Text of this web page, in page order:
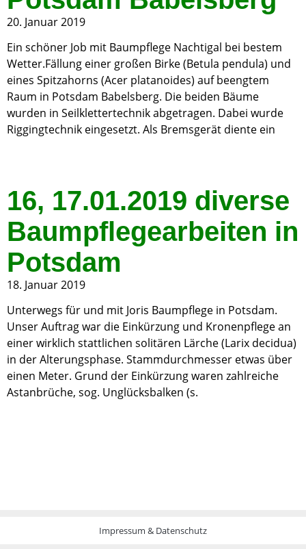
20. Januar 2019
Ein schöner Job mit Baumpflege Nachtigal bei bestem
Wetter.Fällung einer großen Birke (Betula pendula) und
eines Spitzahorns (Acer platanoides) auf beengtem
Raum in Potsdam Babelsberg. Die beiden Bäume
wurden in Seilklettertechnik abgetragen. Dabei wurde
Riggingtechnik eingesetzt. Als Bremsgerät diente ein
16, 17.01.2019 diverse
Baumpflegearbeiten in
Potsdam
18. Januar 2019
Unterwegs für und mit Joris Baumpflege in Potsdam.
Unser Auftrag war die Einkürzung und Kronenpflege an
einer wirklich stattlichen solitären Lärche (Larix decidua)
in der Alterungsphase. Stammdurchmesser etwas über
einen Meter. Grund der Einkürzung waren zahlreiche
Astanbrüche, sog. Unglücksbalken (s.
Impressum & Datenschutz